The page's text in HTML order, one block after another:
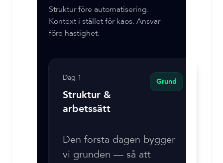
Struktur före automatisering.
Kontext i stället för kaos. Ansvar
före hastighet.
Dag 1
Struktur &
arbetssätt
Grund
Den första dagen bygger
vi grunden — så att